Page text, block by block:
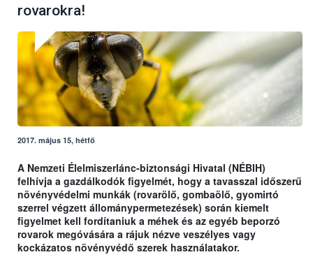
rovarokra!
2017. május 15, hétfő
A Nemzeti Élelmiszerlánc-biztonsági Hivatal (NÉBIH)
felhívja a gazdálkodók figyelmét, hogy a tavasszal időszerű
növényvédelmi munkák (rovarölő, gombaölő, gyomirtó
szerrel végzett állománypermetezések) során kiemelt
figyelmet kell fordítaniuk a méhek és az egyéb beporzó
rovarok megóvására a rájuk nézve veszélyes vagy
kockázatos növényvédő szerek használatakor.